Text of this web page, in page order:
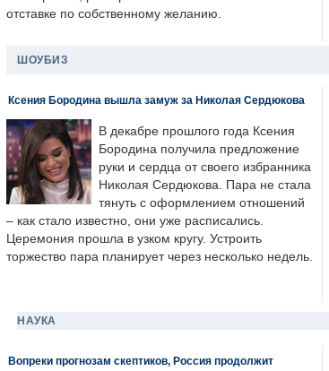
отставке по собственному желанию.
ШОУБИЗ
Ксения Бородина вышла замуж за Николая Сердюкова
В декабре прошлого года Ксения
Бородина получила предложение
руки и сердца от своего избранника
Николая Сердюкова. Пара не стала
тянуть с оформлением отношений
– как стало известно, они уже расписались.
Церемония прошла в узком кругу. Устроить
торжество пара планирует через несколько недель.
НАУКА
Вопреки прогнозам скептиков, Россия продолжит